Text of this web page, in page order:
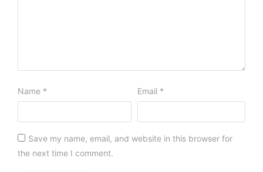
Name * Email *
Save my name, email, and website in this browser for
the next time I comment.